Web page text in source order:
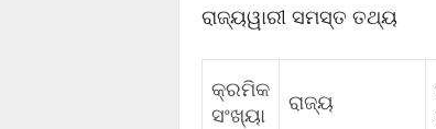
ରାଜ୍ୟୱାରୀ ସମସ୍ତ ତଥ୍ୟ
କ୍ରମିକ
ସଂଖ୍ୟା
ରାଜ୍ୟ